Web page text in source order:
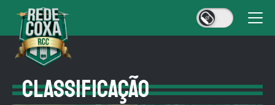
CLASSIFICAÇÃO